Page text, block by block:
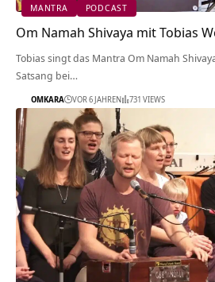
MANTRA PODCAST
Om Namah Shivaya mit Tobias
Tobias singt das Mantra Om Namah
Satsang bei…
OMKARA VOR 6 JAHREN 731 VIEWS